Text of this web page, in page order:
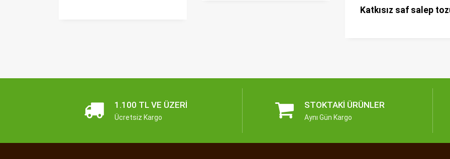
Katkısız saf salep
1.100 TL VE ÜZERI
Ücretsiz Kargo
STOKTAKI ÜRÜNLER
Aynı Gün Kargo